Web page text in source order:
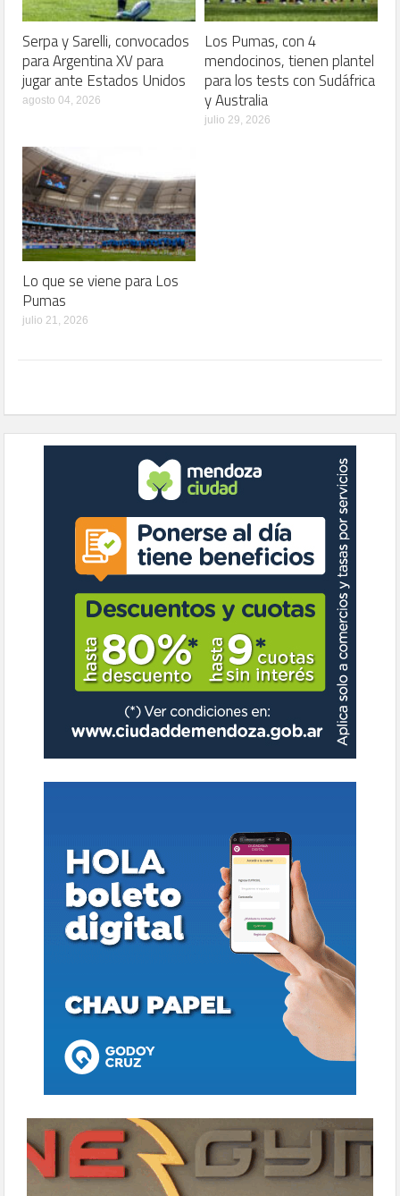
Serpa y Sarelli, convocados
para Argentina XV para
jugar ante Estados Unidos
agosto 04, 2026
Los Pumas, con 4
mendocinos, tienen plantel
para los tests con Sudáfrica
y Australia
julio 29, 2026
Lo que se viene para Los
Pumas
julio 21, 2026